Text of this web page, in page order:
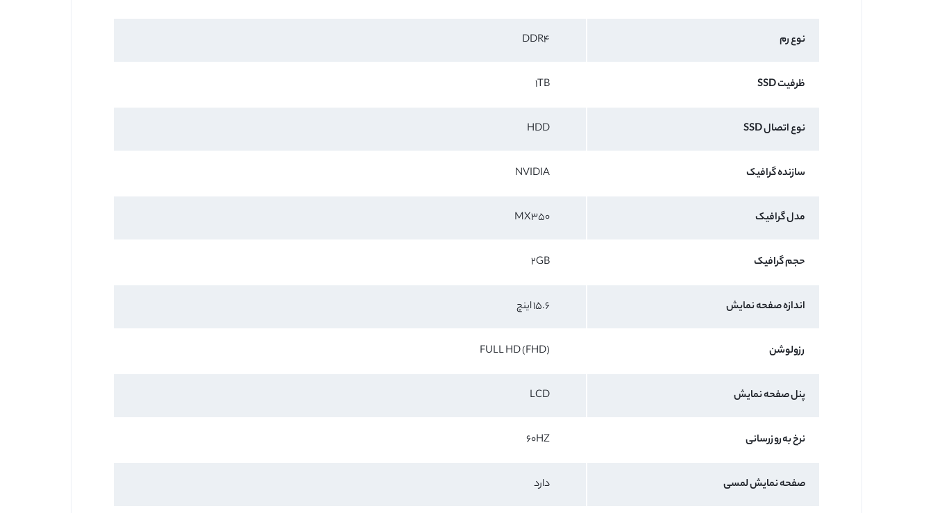
نوع رم DDR4
ظرفیت SSD 1TB
نوع اتصال SSD HDD
سازنده گرافیک NVIDIA
مدل گرافیک MX350
حجم گرافیک 2GB
اندازه صفحه نمایش 15.6 اینچ
رزولوشن FULL HD (FHD)
پنل صفحه نمایش LCD
نرخ به‌روزرسانی 60HZ
صفحه نمایش لمسی دارد